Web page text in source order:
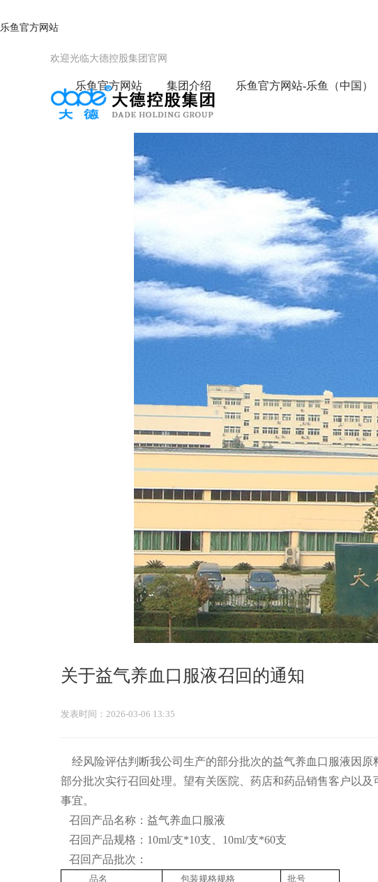
乐鱼官方网站
乐鱼官方网站 集团介绍 乐鱼官方网站-乐鱼（中国）
欢迎光临大德控股集团官网
关于益气养血口服液召回的通知
发表时间：2026-03-06 13:35
经风险评估判断我公司生产的部分批次的益气养血口服液因原
部分批次实行召回处理。望有关医院、药店和药品销售客户以
事宜。
召回产品名称：益气养血口服液
召回产品规格： 10ml/支*10支、 10ml/支*60支
召回产品批次：
品名 包装规格规格
批号